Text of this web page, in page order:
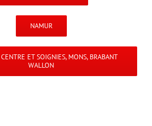
NAMUR
ET SOIGNIES, MONS, BRABANT
WALLON